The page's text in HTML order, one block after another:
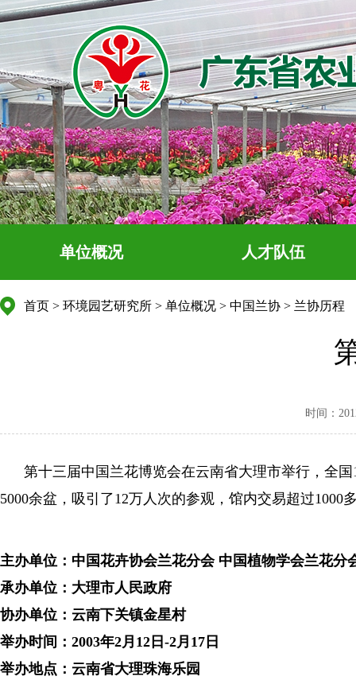
单位概况 人才队伍
首页 > 环境园艺研究所 > 单位概况 > 中国兰协 > 兰协历程
时间：
第十三届中国兰花博览会在云南省大理市举行，全国
5000余盆，吸引了12万人次的参观，馆内交易超过
主办单位：中国花卉协会兰花分会 中国植物学会兰花分
承办单位：大理市人民政府
协办单位：云南下关镇金星村
举办时间：2003年2月12日-2月17日
举办地点：云南省大理珠海乐园